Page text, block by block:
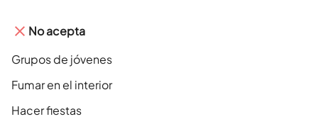
No acepta
Grupos de jóvenes
Fumar en el interior
Hacer fiestas